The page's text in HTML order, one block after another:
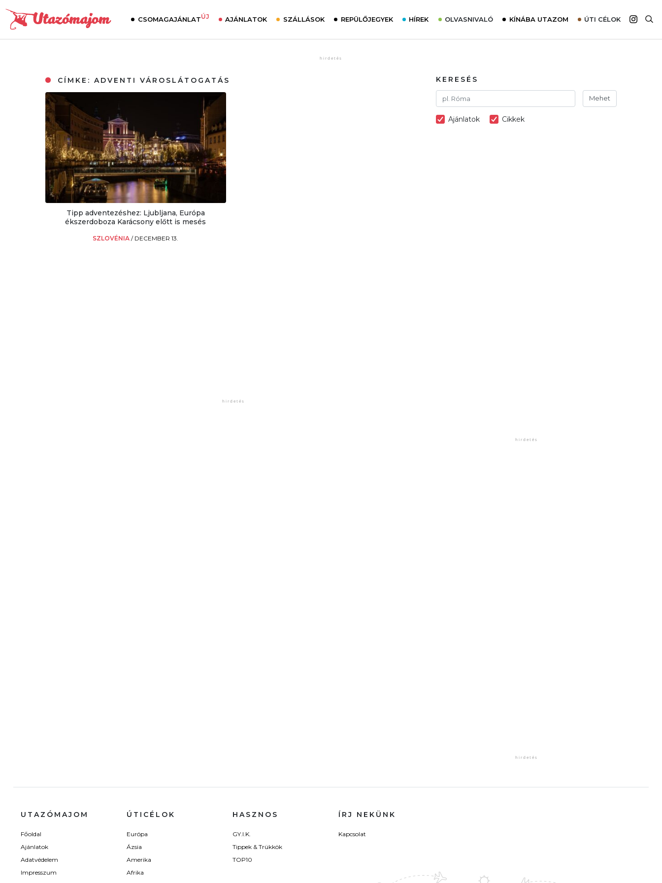
CSOMAGAJÁNLATÚJ AJÁNLATOK SZÁLLÁSOK REPÜLŐJEGYEK HÍREK OLVASNIVALÓ
Interjú
Élménybeszámolók
KÍNÁBA UTAZOM ÚTI CÉLOK
Ausztrália
CÍMKE:ADVENTI VÁROSLÁTOGATÁS
Tipp adventezéshez: Ljubljana, Európa
ékszerdoboza Karácsony előtt is mesés
SZLOVÉNIA/ DECEMBER 13.
KERESÉS
Mehet
Ajánlatok Cikkek
UTAZÓMAJOM
Főoldal
Ajánlatok
Adatvédelem
Impresszum
ÚTICÉLOK
Európa
Ázsia
Amerika
Afrika
HASZNOS
GY.I.K.
Tippek & Trükkök
TOP10
ÍRJ NEKÜNK
Kapcsolat